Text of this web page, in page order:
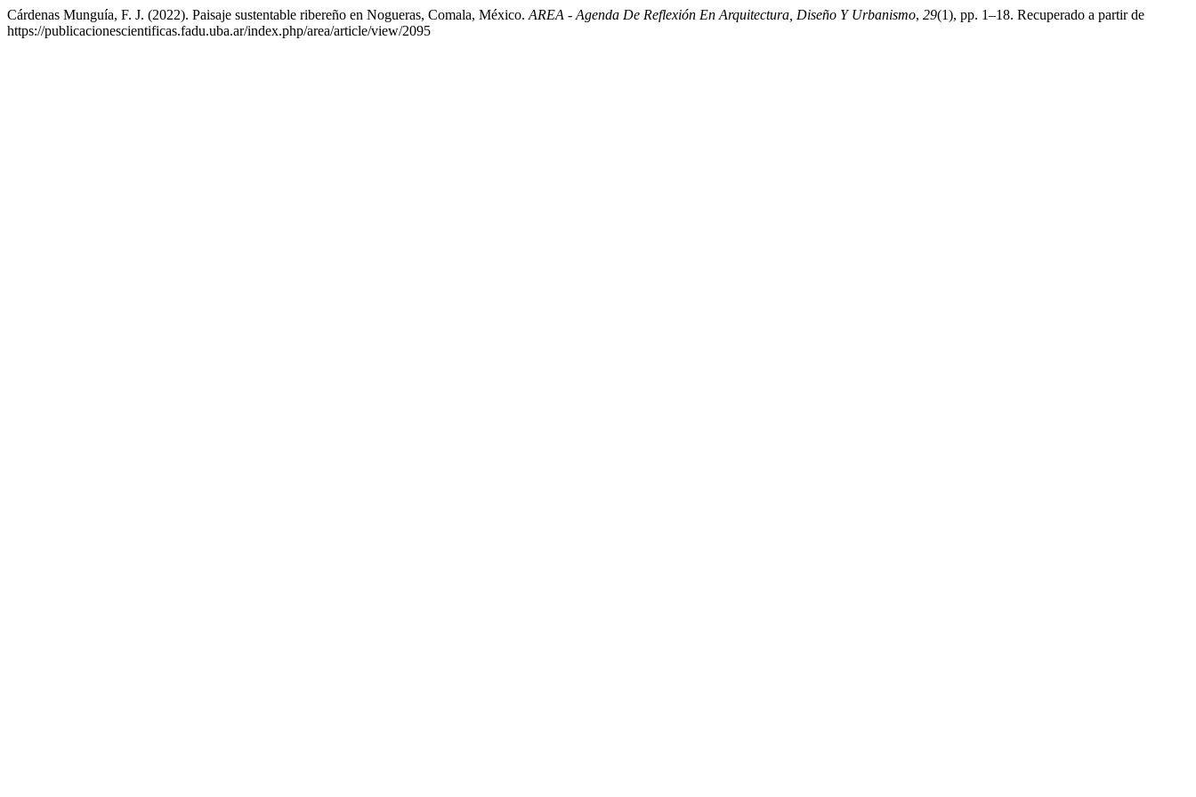
Cárdenas Munguía, F. J. (2022). Paisaje sustentable ribereño en Nogueras, Comala, México. AREA - Agenda De Reflexión En Arquitectura, Diseño Y Urbanismo, 29(1), pp. 1–18. Recuperado a partir de
https://publicacionescientificas.fadu.uba.ar/index.php/area/article/view/2095